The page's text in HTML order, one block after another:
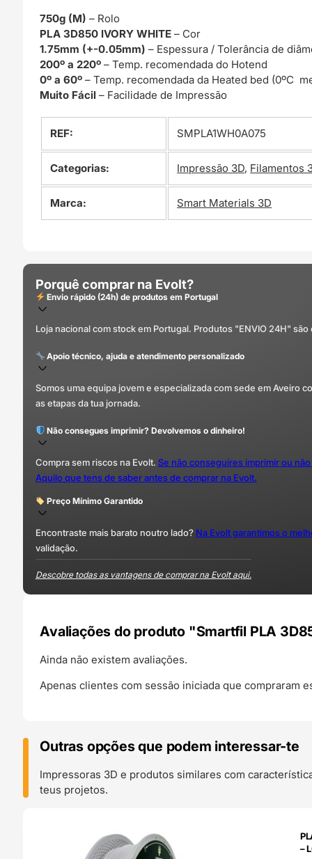
750g (M) – Rolo
PLA 3D850 IVORY WHITE– Cor
1.75mm (+-0.05mm) – Espessura / Tolerância de
200º a 220º – Temp. recomendada do Hotend
0º a 60º – Temp. recomendada da Heated bed (0ºC
Muito Fácil– Facilidade de Impressão
REF: SMPLA1WH0A075
Categorias: Impressão 3D, Filamentos
Marca: Smart Materials 3D
Porquê comprar na Evolt?
Envio rápido (24h) de produtos em Portugal
Loja nacional com stock em Portugal. Produtos "ENVIO 24H"
Apoio técnico, ajuda e atendimento personalizado
Somos uma equipa jovem e especializada com sede em Aveiro
as etapas da tua jornada.
Não consegues imprimir? Devolvemos o dinheiro!
Compra sem riscos na Evolt. Se não conseguires imprimir ou
Aquilo que tens de saber antes de comprar na Evolt.
Preço Mínimo Garantido
Encontraste mais barato noutro lado? Na Evolt garantimos o
validação.
Descobre todas as vantagens de comprar na Evolt aqui.
Avaliações do produto "Smartfil PLA
Ainda não existem avaliações.
Apenas clientes com sessão iniciada que compraram
Outras opções que podem interessar-te
Impressoras 3D e produtos similares com
teus projetos.
–